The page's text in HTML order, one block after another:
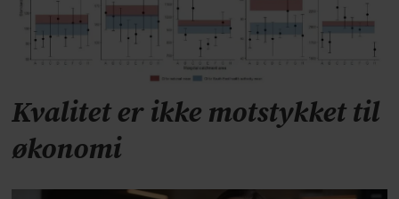
Kvalitet er ikke motstykket til
økonomi